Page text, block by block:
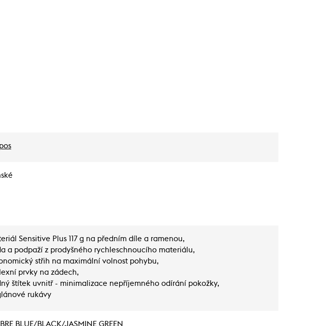
Sensitive Plus 117 g na předním díle a ramenou,
a podpaží z prodyšného rychleschnoucího materiálu,
střih na maximální volnost pohybu,
prvky na zádech,
štítek uvnitř - minimalizace nepříjemného odírání pokožky,
rukávy
BLUE/BLACK/JASMINE GREEN